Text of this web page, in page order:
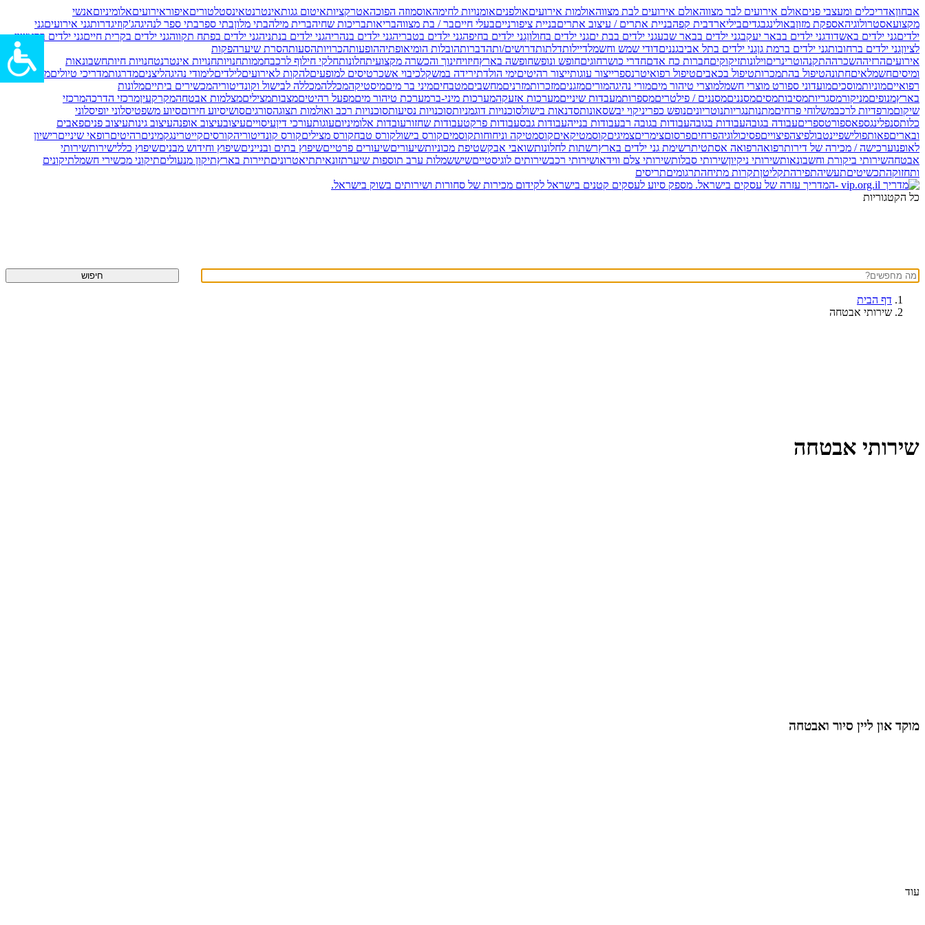
אבחוןאדריכלים ומעצבי פניםאולם אירועים לבר מצווהאולם אירועים לבת מצווהאולמות אירועיםאולפניםאומנויות לחימהאוסמוזה הפוכהאטרקציותאיטום גגותאינטרנטאינסטלטוריםאיפוראירועיםאלומיניוםאנשי
מקצועאסטרולוגיהאספקת מזוןבאולינגבגדיםביליארדבית קפהבניית אתרים / עיצוב אתריםבניית ציפורנייםבעלי חייםבר / בת מצווהבריאותבריכות שחיהברית מילהבתי מלוןבתי ספרבתי ספר לנהיגהג'קוזיגדרותגני אירועיםגני
ילדיםגני ילדים באשדודגני ילדים בבאר יעקבגני ילדים בבאר שבעגני ילדים בבת יםגני ילדים בחולוןגני ילדים בחיפהגני ילדים בטבריהגני ילדים בנהריהגני ילדים בנתניהגני ילדים בפתח תקווהגני ילדים בקרית חייםגני ילדים בראשון
לציוןגני ילדים ברחובותגני ילדים ברמת גןגני ילדים בתל אביבגנניםדודי שמש וחשמלדיילותדלתותדרושים/ותהדברותהובלות הומיאופתיההופעותהכרויותהסעותהסרת שיערהפקות
אירועיםהרזיההשכרההתקנהוטרינריםוילונותזיקוקיםחברות כח אדםחדרי כושרחוגיםחופש ונופשחופשה בארץחיזויחינוך והכשרה מקצועיתחלונותחלקי חילוף לרכבחממותחנויותחנויות אינטרנטחנויות חיותחשבונאות
ומיסיםחשמלאיםחתונהטיפול בהתמכרותטיפול בכאביםטיפול רפואיטרנספרייצור עוגותייצור רהיטיםימי הולדתירידה במשקלכיבוי אשכרטיסים למופעיםלהקות לאירועיםלילדיםלימודי נהיגהליצניםמדרגותמדריכי טיוליםמומחים
רפואייםמוניותמוסכיםמועדוני ספורט מוצרי חשמלמוצרי טיהור מיםמורי נהיגהמוריםמזגניםמזכרותמזרניםמחשביםמטבחיםמיני בר מיםמיסטיקהמכללהמכללה לבישול וקונדיטוריהמכשירים ביתייםמלונות
בארץמנופיםמניקורמסגריותמסיבותמסיםמסנניםמסננים / פילטריםמספרותמעבדות שינייםמערכות אזעקהמערכות מיני-ברמערכת טיהור מיםמפעל רהיטיםמצבותמציליםמצלמות אבטחהמקרקעיןמרכזי הדרכהמרכזי
שיקוםמרפדיות לרכבמשלוחי פרחיםמתנותנגריותנוטריוניםנופש כפריניקוי יבשסאונותסדנאות בישולסוכנויות דוגמניותסוכנויות נסיעותסוכנויות רכב ואולמות תצוגהסורגיםסושיסיוע חירוםסיוע משפטיסלוני יופיסלוני
כלותסנפלינגספאספורטספריםעבודה בגובהעבודות בגובהעבודות בגובה רבעבודות בנייהעבודות גבסעבודות פרקטעבודות שחזורעובדות אלומיניוםעוגותעורכי דיןעיסוייםעיצובעיצוב אופנהעיצוב גינותעיצוב פניםפאבים
ובאריםפאותפולישפיינטבולפיצהפיצוייםפסיכולוגיהפרחיםפרסוםצימריםצמיגיםקוסמטיקאיםקוסמטיקה וניחוחותקוסמיםקורס בישולקורס טבחקורס מציליםקורס קונדיטוריהקורסיםקייטרינגקמיניםרהיטיםרופאי שינייםרישיון
לאופנוערכישה / מכירה של דירותרפואהרפואה אסתטיתרשימת גני ילדים בארץרשתות לחלונותשואבי אבקשטיפת מכוניותשיעוריםשיעורים פרטייםשיפוץ בתים ובנייניםשיפוץ וחידוש מבניםשיפוץ כללישירותשירותי
אבטחהשירותי ביקורת וחשבונאותשירותי ניקיוןשירותי סבלותשירותי צלם ווידאושירותי רכבשירותים לוגיסטייםשיששמלות ערב תוספות שיערתזונאיתתיאטרוניםתיירות בארץתיקון מנעוליםתיקוני מכשירי חשמלתיקונים
ותחזוקהתכשיטיםתעשיהתפירהתקליטןתקרות מתיחהתרגומיםתריסים
כל הקטגוריות
דף הבית
שירותי אבטחה
שירותי אבטחה
מוקד און ליין סיור ואבטחה
עוד